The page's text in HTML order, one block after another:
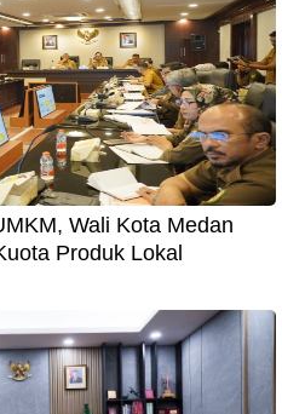
Wali Kota Medan
Produk Lokal